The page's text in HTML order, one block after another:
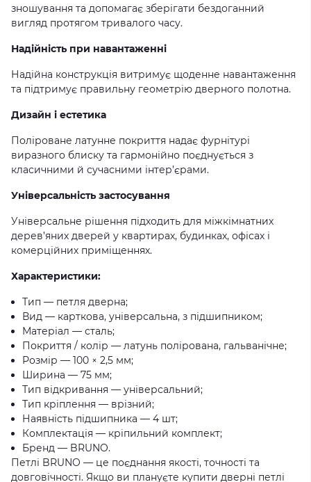
зношування та допомагає зберігати бездоганний
вигляд протягом тривалого часу.
Надійність при навантаженні
Надійна конструкція витримує щоденне навантаження
та підтримує правильну геометрію дверного полотна.
Дизайн і естетика
Поліроване латунне покриття надає фурнітурі
виразного блиску та гармонійно поєднується з
класичними й сучасними інтер’єрами.
Універсальність застосування
Універсальне рішення підходить для міжкімнатних
дерев’яних дверей у квартирах, будинках, офісах і
комерційних приміщеннях.
Характеристики:
Тип — петля дверна;
Вид — карткова, універсальна, з підшипником;
Матеріал — сталь;
Покриття / колір — латунь полірована, гальванічне;
Розмір — 100 × 2,5 мм;
Ширина — 75 мм;
Тип відкривання — універсальний;
Тип кріплення — врізний;
Наявність підшипника — 4 шт;
Комплектація — кріпильний комплект;
Бренд — BRUNO.
Петлі BRUNO — це поєднання якості, точності та
довговічності. Якщо ви плануєте купити дверні петлі